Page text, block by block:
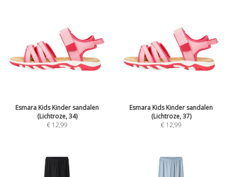
Esmara Kids Kinder sandalen
(Lichtroze, 34)
€ 12,99
Esmara Kids Kinder sandalen
(Lichtroze, 37)
€ 12,99